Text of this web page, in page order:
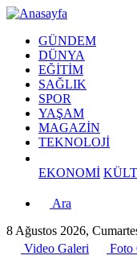
GÜNDEM
DÜNYA
EĞİTİM
SAĞLIK
SPOR
YAŞAM
MAGAZİN
TEKNOLOJİ
EKONOMİ
Ara
8 Ağustos 2026,
Video Galeri
Foto